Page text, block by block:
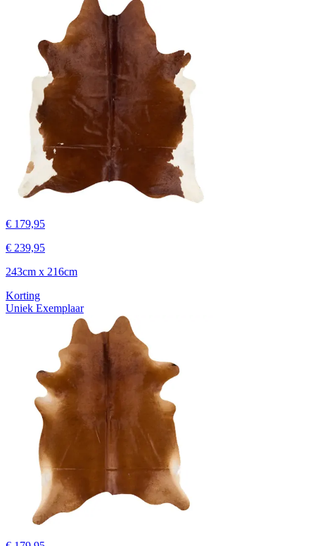
€ 179,95
€ 239,95
243cm x 216cm
Korting
Uniek Exemplaar